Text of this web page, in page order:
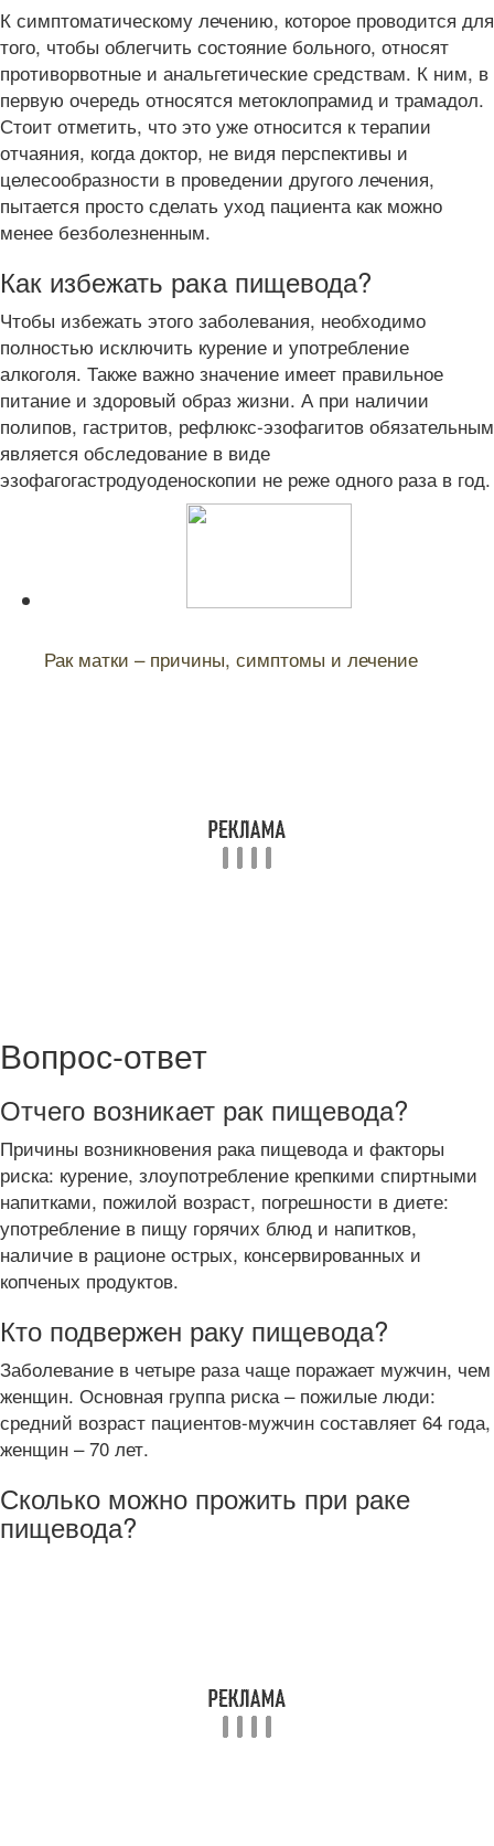
К симптоматическому лечению, которое проводится для
того, чтобы облегчить состояние больного, относят
противорвотные и анальгетические средствам. К ним, в
первую очередь относятся метоклопрамид и трамадол.
Стоит отметить, что это уже относится к терапии
отчаяния, когда доктор, не видя перспективы и
целесообразности в проведении другого лечения,
пытается просто сделать уход пациента как можно
менее безболезненным.
Как избежать рака пищевода?
Чтобы избежать этого заболевания, необходимо
полностью исключить курение и употребление
алкоголя. Также важно значение имеет правильное
питание и здоровый образ жизни. А при наличии
полипов, гастритов, рефлюкс-эзофагитов обязательным
является обследование в виде
эзофагогастродуоденоскопии не реже одного раза в год.
Рак матки – причины, симптомы и лечение
Вопрос-ответ
Отчего возникает рак пищевода?
Причины возникновения рака пищевода и факторы
риска: курение, злоупотребление крепкими спиртными
напитками, пожилой возраст, погрешности в диете:
употребление в пищу горячих блюд и напитков,
наличие в рационе острых, консервированных и
копченых продуктов.
Кто подвержен раку пищевода?
Заболевание в четыре раза чаще поражает мужчин, чем
женщин. Основная группа риска – пожилые люди:
средний возраст пациентов-мужчин составляет 64 года,
женщин – 70 лет.
Сколько можно прожить при раке
пищевода?